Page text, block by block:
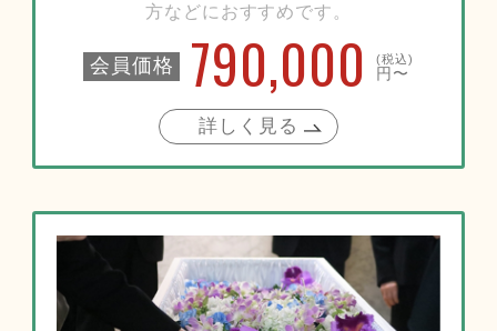
方などにおすすめです。
会員価格 790,000 (税込)
円〜
詳しく見る